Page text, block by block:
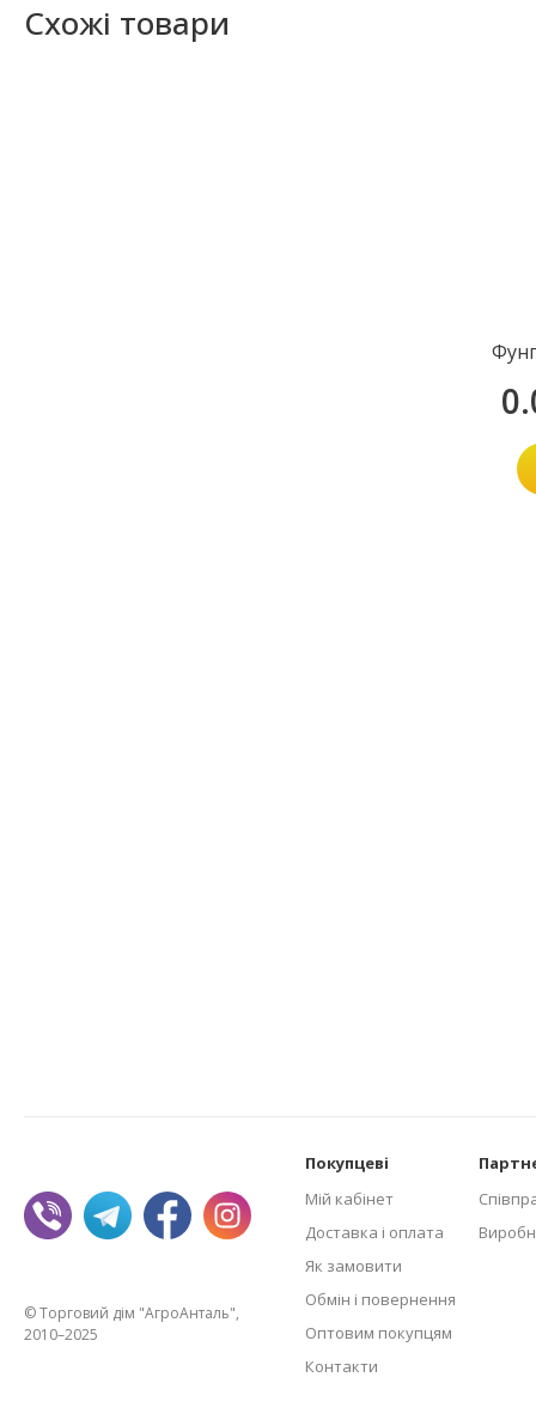
Схожі товари
© Торговий дім "АгроАнталь",
2010–2025
Покупцеві
Мій кабінет
Доставка і оплата
Як замовити
Обмін і повернення
Оптовим покупцям
Контакти